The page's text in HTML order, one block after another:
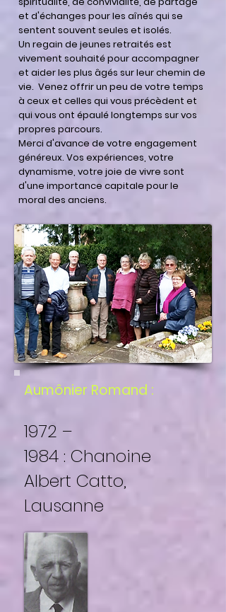
et d'échanges pour les aînés qui se
sentent souvent seules et isolés.
Un regain de jeunes retraités est
vivement souhaité pour accompagner
et aider les plus âgés sur leur chemin de
vie. Venez offrir un peu de votre temps
à ceux et celles qui vous précèdent et
qui vous ont épaulé longtemps sur vos
propres parcours.
Merci d'avance de votre engagement
généreux. Vos expériences, votre
dynamisme, votre joie de vivre sont
d'une importance capitale pour le
moral des anciens.
Aumônier Romand :
1972 –
1984 : Chanoine
Albert Catto,
Lausanne